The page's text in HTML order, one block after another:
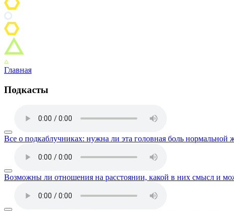
Главная
Подкасты
Все о подкаблучниках: нужна ли эта головная боль нормальной
Возможны ли отношения на расстоянии, какой в них смысл и